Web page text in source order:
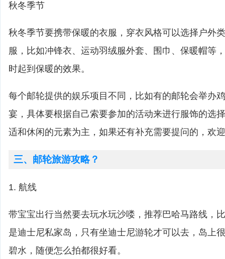
秋冬季节
秋冬季节要携带保暖的衣服，穿衣风格可以选择户外
服，比如冲锋衣、运动羽绒服外套、围巾、保暖帽等
时起到保暖的效果。
每个邮轮提供的娱乐项目不同，比如有的邮轮会举办
宴，具体要根据自己索要参加的活动来进行服饰的选
适和休闲的元素为主，如果还有补充需要提问的，欢
三、邮轮旅游攻略？
1. 航线
带宝宝出行当然要去玩水玩沙喽，推荐巴哈马路线，
是迪士尼私家岛，只有坐迪士尼游轮才可以去，岛上
碧水，随便怎么拍都很好看。